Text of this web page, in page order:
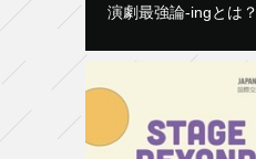
演劇最強論-ingとは？